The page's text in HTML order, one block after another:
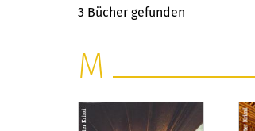
3 Bücher gefunden
M